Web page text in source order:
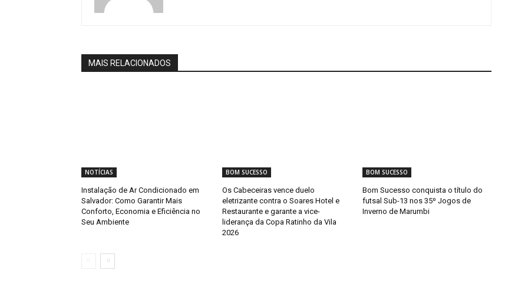
MAIS RELACIONADOS
NOTÍCIAS
Instalação de Ar Condicionado em
Salvador: Como Garantir Mais
Conforto, Economia e Eficiência no
Seu Ambiente
BOM SUCESSO
Os Cabeceiras vence duelo
eletrizante contra o Soares Hotel e
Restaurante e garante a vice-
liderança da Copa Ratinho da Vila
2026
BOM SUCESSO
Bom Sucesso conquista o título do
futsal Sub-13 nos 35º Jogos de
Inverno de Marumbi